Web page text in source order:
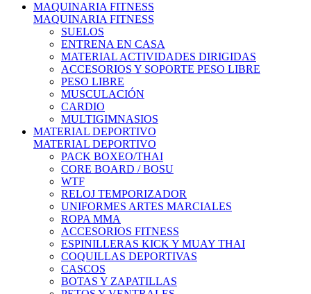
MAQUINARIA FITNESS
MAQUINARIA FITNESS
SUELOS
ENTRENA EN CASA
MATERIAL ACTIVIDADES DIRIGIDAS
ACCESORIOS Y SOPORTE PESO LIBRE
PESO LIBRE
MUSCULACIÓN
CARDIO
MULTIGIMNASIOS
MATERIAL DEPORTIVO
MATERIAL DEPORTIVO
PACK BOXEO/THAI
CORE BOARD / BOSU
WTF
RELOJ TEMPORIZADOR
UNIFORMES ARTES MARCIALES
ROPA MMA
ACCESORIOS FITNESS
ESPINILLERAS KICK Y MUAY THAI
COQUILLAS DEPORTIVAS
CASCOS
BOTAS Y ZAPATILLAS